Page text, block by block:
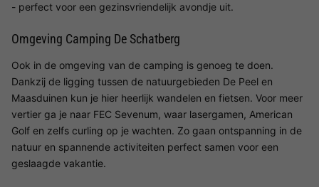
- perfect voor een gezinsvriendelijk avondje uit.
Omgeving Camping De Schatberg
Ook in de omgeving van de camping is genoeg te doen.
Dankzij de ligging tussen de natuurgebieden De Peel en
Maasduinen kun je hier heerlijk wandelen en fietsen. Voor meer
vertier ga je naar FEC Sevenum, waar lasergamen, American
Golf en zelfs curling op je wachten. Zo gaan ontspanning in de
natuur en spannende activiteiten perfect samen voor een
geslaagde vakantie.